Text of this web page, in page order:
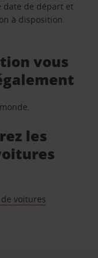
date de départ et
à disposition.
vous
les
voitures